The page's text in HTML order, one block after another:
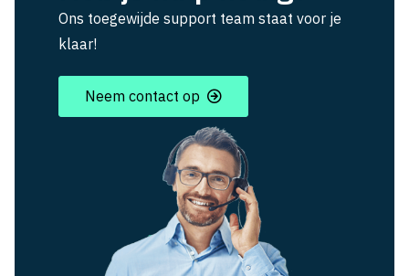
Ons toegewijde support team staat voor je
klaar!
Neem contact op